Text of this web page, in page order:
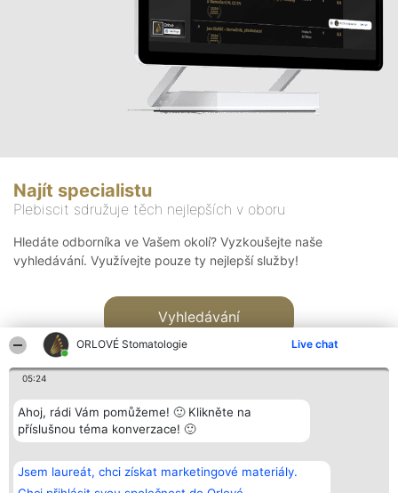
ORLOVÉ Stomatologie Live chat
05:24
Ahoj, rádi Vám pomůžeme! 🙂 Klikněte na
příslušnou téma konverzace! 🙂
Jsem laureát, chci získat marketingové materiály.
Najít specialistu
Plebiscit sdružuje těch nejlepších v oboru
Hledáte odborníka ve Vašem okolí? Vyzkoušejte naše
vyhledávání. Využívejte pouze ty nejlepší služby!
Vyhledávání
Bright Side Solutions sp. z o.
o. sp. k.
ul. Ruska 22
Vítězové
Seznam všech
laureátů
Kontakt